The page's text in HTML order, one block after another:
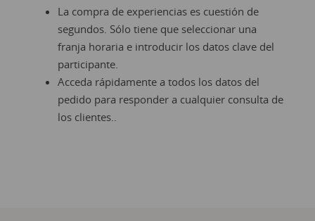
La compra de experiencias es cuestión de
segundos. Sólo tiene que seleccionar una
franja horaria e introducir los datos clave del
participante.
Acceda rápidamente a todos los datos del
pedido para responder a cualquier consulta de
los clientes..